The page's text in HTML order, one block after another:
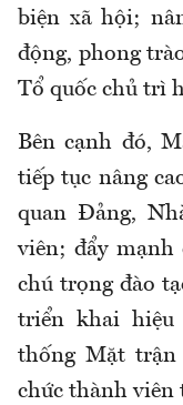
biện xã hội;
động, phong
Tổ quốc chủ trì
Bên cạnh đó,
tiếp tục nâng
quan Đảng,
viên; đẩy mạnh
chú trọng đào
triển khai hiệu
thống Mặt trận
chức thành viên